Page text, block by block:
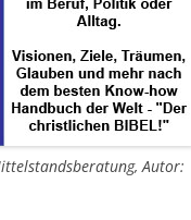
Autor: